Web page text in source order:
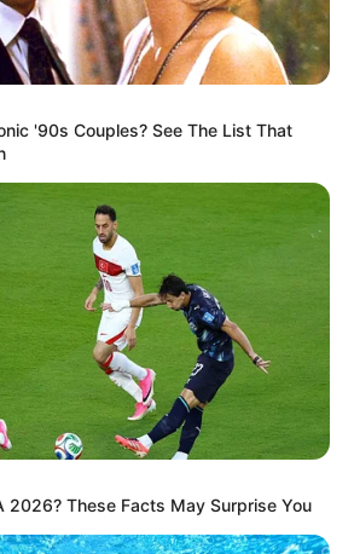
'90s Couples? See The List That
2026? These Facts May Surprise You